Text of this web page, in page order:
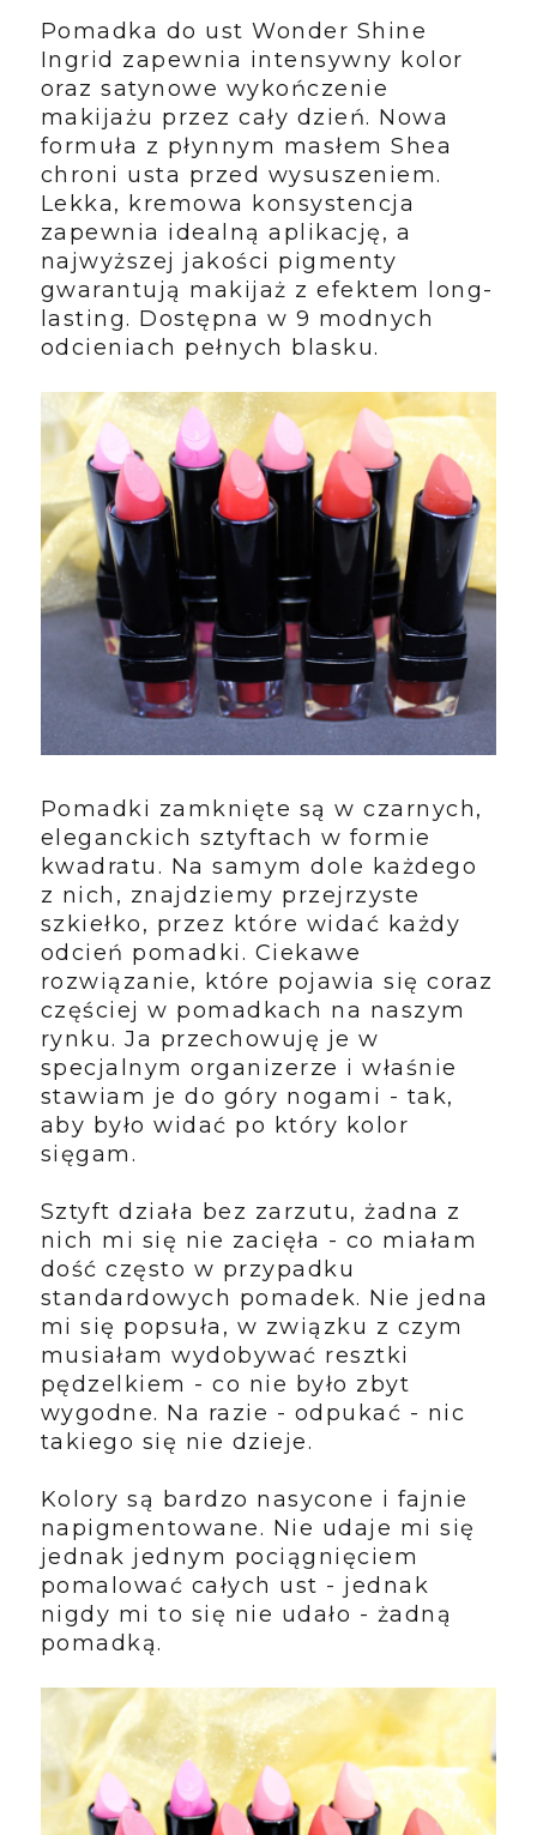
Pomadka do ust Wonder Shine
Ingrid zapewnia intensywny kolor
oraz satynowe wykończenie
makijażu przez cały dzień. Nowa
formuła z płynnym masłem Shea
chroni usta przed wysuszeniem.
Lekka, kremowa konsystencja
zapewnia idealną aplikację, a
najwyższej jakości pigmenty
gwarantują makijaż z efektem long-
lasting. Dostępna w 9 modnych
odcieniach pełnych blasku.
Pomadki zamknięte są w czarnych,
eleganckich sztyftach w formie
kwadratu. Na samym dole każdego
z nich, znajdziemy przejrzyste
szkiełko, przez które widać każdy
odcień pomadki. Ciekawe
rozwiązanie, które pojawia się coraz
częściej w pomadkach na naszym
rynku. Ja przechowuję je w
specjalnym organizerze i właśnie
stawiam je do góry nogami - tak,
aby było widać po który kolor
sięgam.
Sztyft działa bez zarzutu, żadna z
nich mi się nie zacięła - co miałam
dość często w przypadku
standardowych pomadek. Nie jedna
mi się popsuła, w związku z czym
musiałam wydobywać resztki
pędzelkiem - co nie było zbyt
wygodne. Na razie - odpukać - nic
takiego się nie dzieje.
Kolory są bardzo nasycone i fajnie
napigmentowane. Nie udaje mi się
jednak jednym pociągnięciem
pomalować całych ust - jednak
nigdy mi to się nie udało - żadną
pomadką.